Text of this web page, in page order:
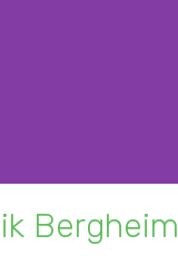
Bergheim